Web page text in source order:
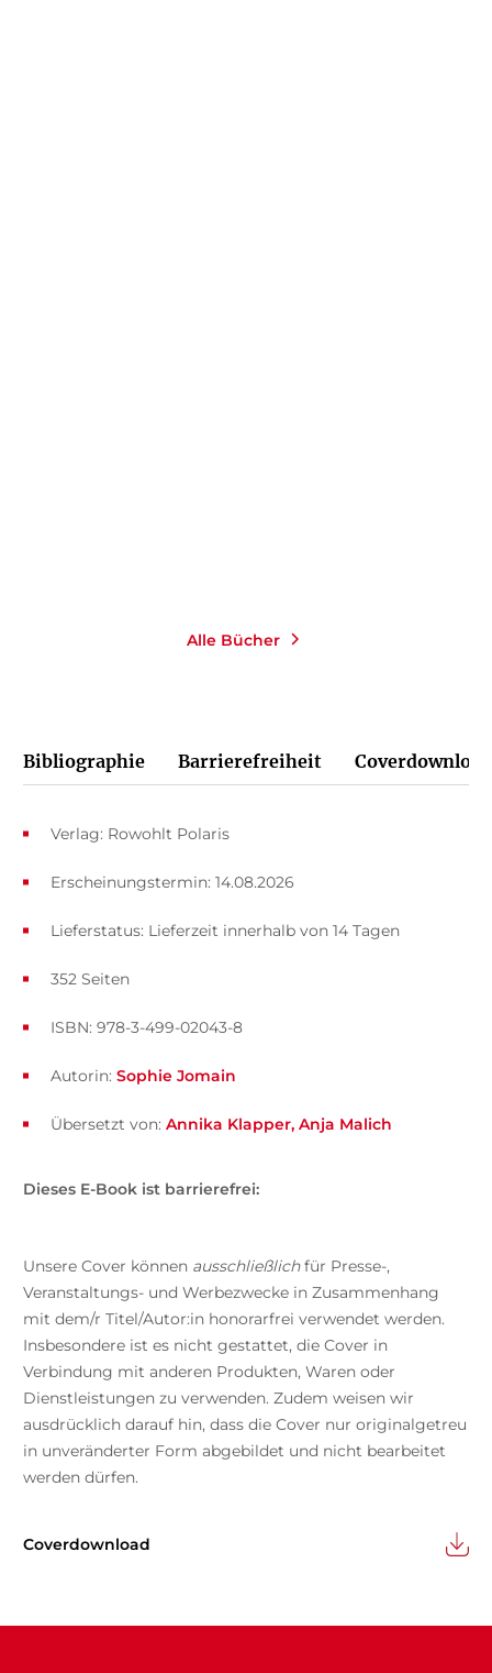
Alle Bücher
Bibliographie Barrierefreiheit Coverdownload
Verlag: Rowohlt Polaris
Übersetzt von: Annika Klapper Anja Malich
Erscheinungstermin: 14.08.2026
Lieferstatus: Lieferzeit innerhalb von 14 Tagen
ISBN: 978-3-499-02043-8
352 Seiten
Autorin: Sophie Jomain
Dieses E-Book ist barrierefrei:
Unsere Cover können ausschließlichfür Presse-,
Veranstaltungs- und Werbezwecke in Zusammenhang
mit dem/r Titel/Autor:in honorarfrei verwendet werden.
Insbesondere ist es nicht gestattet, die Cover in
Verbindung mit anderen Produkten, Waren oder
Dienstleistungen zu verwenden. Zudem weisen wir
ausdrücklich darauf hin, dass die Cover nur originalgetreu
in unveränderter Form abgebildet und nicht bearbeitet
werden dürfen.
Coverdownload